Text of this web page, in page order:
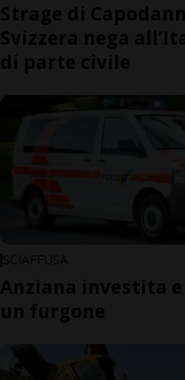
Strage di
Svizzera nega
di parte civile
SCIAFFUSA
Anziana investita e
un furgone